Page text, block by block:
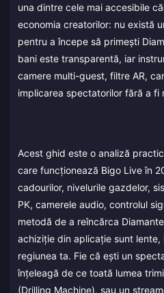
una dintre cele mai accesibile
economia creatorilor: nu există
pentru a începe să primești
bani este transparentă, iar
camere multi-guest, filtre AR,
implicarea spectatorilor fără a fi
Acest ghid este o analiză
care funcționează Bigo Live în
cadourilor, nivelurile gazdelor,
PK, camerele audio, controlul
metodă de a reîncărca
achiziție din aplicație sunt lente,
regiunea ta. Fie că ești un
înțeleagă de ce toată lumea
(Drilling Machine), sau un